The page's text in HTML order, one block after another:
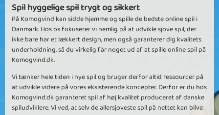
Spil hyggelige spil trygt og sikkert
På Komogvind kan sidde hjemme og spille de bedste online spil i
Danmark. Hos os fokuserer vi nemlig på at udvikle sjove spil, der
ikke bare har et lækkert design, men også garanterer dig kvalitets
underholdning, så du virkelig får noget ud af at spille online spil på
Komogvind.dk.
Vi tænker hele tiden i nye spil og bruger derfor altid ressourcer på
at udvikle videre på vores eksisterende koncepter. Derfor er du hos
Komogvind.dk garanteret spil af høj kvalitet produceret af danske
spiludviklere. Vi ved, at selv de allersjoveste spil på nettet kan blive